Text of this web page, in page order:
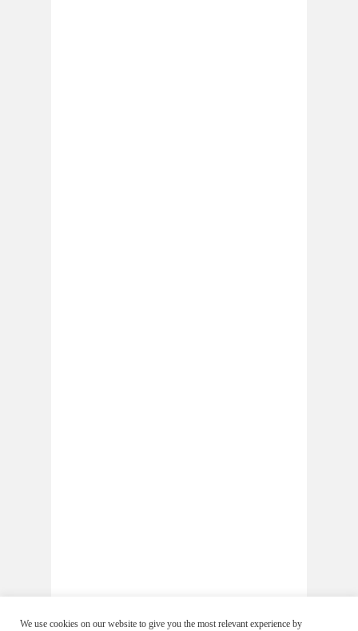
We use cookies on our website to give you the most relevant experience by